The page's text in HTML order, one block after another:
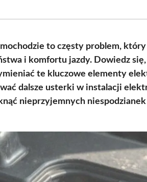
to częsty problem,
i komfortu jazdy. Dowiedz
te kluczowe elementy
dalsze usterki w instalacji
nieprzyjemnych niespodzianek